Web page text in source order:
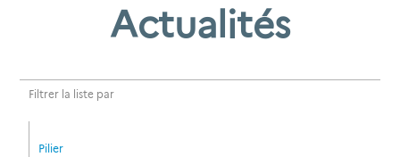
Actualités
Filtrer la liste par
Pilier